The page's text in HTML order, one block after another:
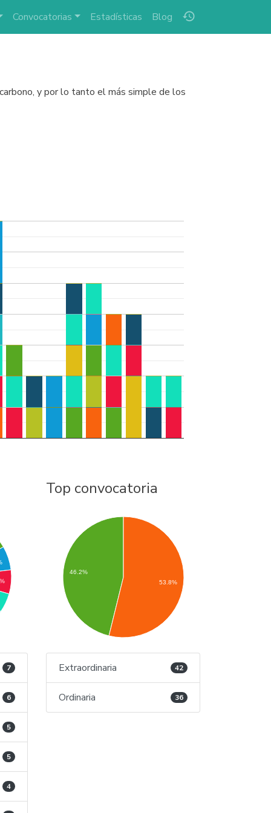
history
Convocatorias Estadísticas Blog
y por lo tanto el más simple de los
7
6
5
5
4
Top convocatoria
46.2%
53.8%
Extraordinaria 42
Ordinaria 36